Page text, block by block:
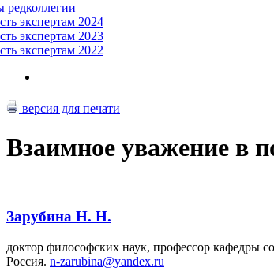
редколлегии
экспертам 2024
экспертам 2023
экспертам 2022
версия для печати
Взаимное уважение в
Зарубина Н. Н.
доктор философских наук, профессор кафедры
Россия. n-zarubina@yandex.ru